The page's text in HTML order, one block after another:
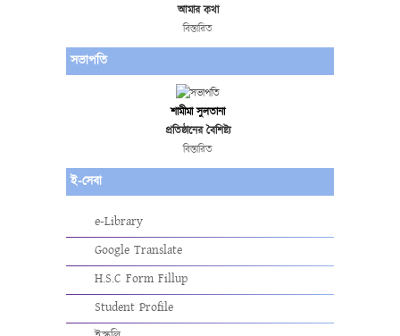
আমার কথা
বিস্তারিত
সভাপতি
শামীমা সুলতানা
প্রতিষ্ঠানের বৈশিষ্ট্য
বিস্তারিত
ই-সেবা
e-Library
Google Translate
H.S.C Form Fillup
Student Profile